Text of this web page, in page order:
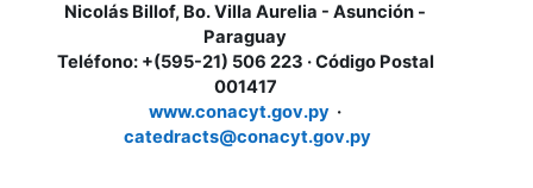
Nicolás Billof, Bo. Villa Aurelia - Asunción -
Paraguay
Teléfono: +(595-21) 506 223 · Código Postal
001417
www.conacyt.gov.py ·
catedracts@conacyt.gov.py